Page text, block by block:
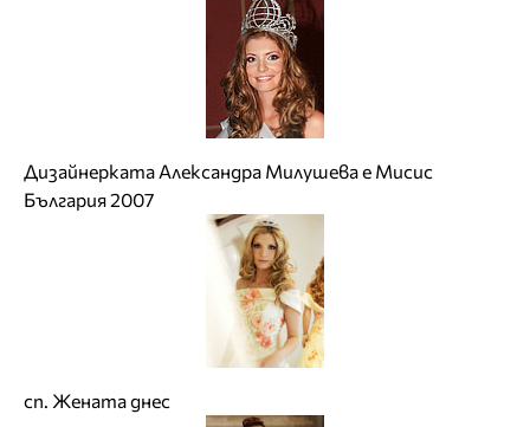
Дизайнерката Александра Милушева е Мисис
България 2007
сп. Жената днес